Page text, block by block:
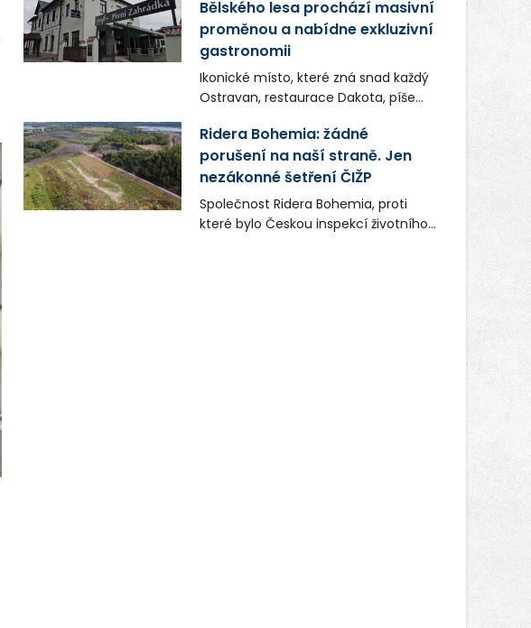
Bělského lesa prochází masivní
proměnou a nabídne exkluzivní
gastronomii
Ikonické místo, které zná snad každý
Ostravan, restaurace Dakota, píše
společnost Dang Investment Group
s.r.o. investuje do projektu přes 50
milionů korun. Cílem je přinést
Ostravě dva špičkové gastronomické
koncepty, které v regionu dosud
chyběly, luxusní středomořskou
Ridera Bohemia: žádné
porušení na naší straně. Jen
nezákonné šetření ČIŽP
Společnost Ridera Bohemia, proti
které bylo Českou inspekcí životního